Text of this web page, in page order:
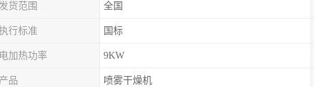
货范围 全国
行标准 国标
电加热功率 9KW
产品 喷雾干燥机